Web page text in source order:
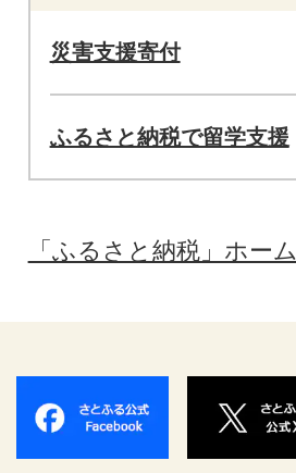
災害支援寄付
ふるさと納税で留学支援
「ふるさと納税」ホーム